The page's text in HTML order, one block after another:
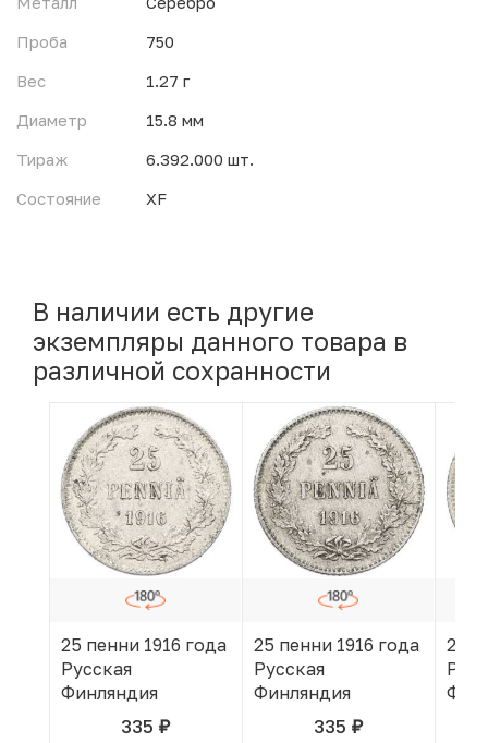
Проба
750
Вес
1.27 г
Диаметр
15.8 мм
Тираж
6.392.000 шт.
Состояние
XF
В наличии есть другие
экземпляры данного товара в
различной сохранности
25 пенни 1916 года
Русская
Финляндия
335 руб.
В КОРЗИНЕ
25 пенни 1916 года
Русская
Финляндия
335 руб.
В КОРЗИНЕ
25